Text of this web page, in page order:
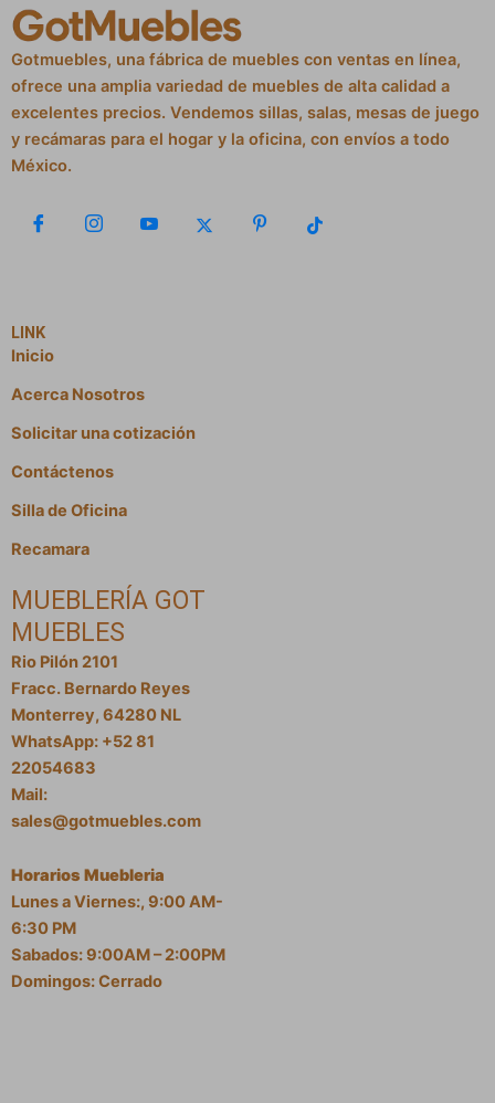
Gotmuebles, una fábrica de muebles con ventas en línea,
ofrece una amplia variedad de muebles de alta calidad a
excelentes precios. Vendemos sillas, salas, mesas de juego
y recámaras para el hogar y la oficina, con envíos a todo
México.
LINK
Inicio
Acerca Nosotros
Solicitar una cotización
Contáctenos
Silla de Oficina
Recamara
MUEBLERÍA GOT
MUEBLES
Rio Pilón 2101
Fracc. Bernardo Reyes
Monterrey, 64280 NL
WhatsApp: +52 81
22054683
Mail:
sales@gotmuebles.com
Horarios Muebleria
Lunes a Viernes:, 9:00 AM-
6:30 PM
Sabados: 9:00AM – 2:00PM
Domingos: Cerrado